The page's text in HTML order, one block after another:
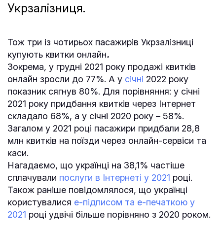
Укрзалізниця.
Тож три із чотирьох пасажирів Укрзалізниці
купують квитки онлайн.
Зокрема, у грудні 2021 року продажі квитків
онлайн зросли до 77%. А у січні 2022 року
показник сягнув 80%. Для порівняння: у січні
2021 року придбання квитків через Інтернет
складало 68%, а у січні 2020 року – 58%.
Загалом у 2021 році пасажири придбали 28,8
млн квитків на поїзди через онлайн-сервіси та
каси.
Нагадаємо, що українці на 38,1% частіше
сплачували послуги в Інтернеті у 2021 році.
Також раніше повідомлялося, що українці
користувалися е-підписом та е-печаткою у
2021 році удвічі більше порівняно з 2020 роком.